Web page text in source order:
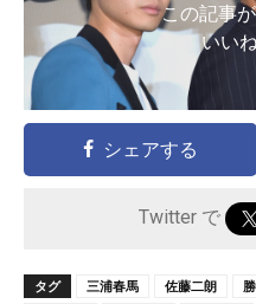
この記事
いい
シェアする
Twitter で
タグ 三浦春馬 佐藤二朗